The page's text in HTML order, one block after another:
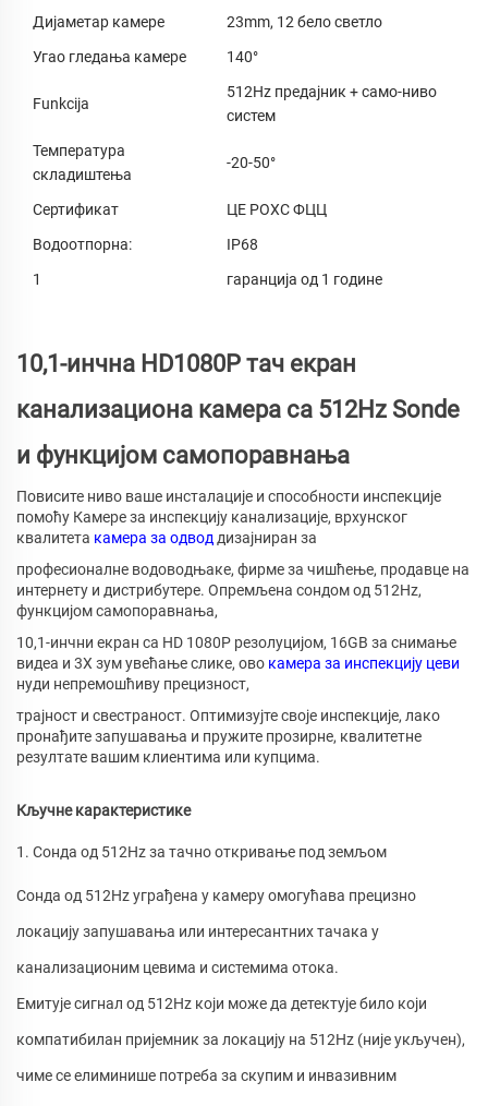
Дијаметар камере
23mm, 12 бело светло
Угао гледања камере
140°
Funkcija
512Hz предајник + само-ниво
систем
Температура
складиштења
-20-50°
Сертификат
ЦЕ РОХС ФЦЦ
Водоотпорна:
IP68
1
гаранција од 1 године
10,1-инчна HD1080P тач екран
канализациона камера са 512Hz Sonde
и функцијом самопоравнања
Повисите ниво ваше инсталације и способности инспекције
помоћу Камере за инспекцију канализације, врхунског
квалитета камера за одводдизајниран за
професионалне водоводњаке, фирме за чишћење, продавце на
интернету и дистрибутере. Опремљена сондом од 512Hz,
функцијом самопоравнања,
10,1-инчни екран са HD 1080P резолуцијом, 16GB за снимање
видеа и 3X зум увећање слике, ово камера за инспекцију цеви
нуди непремошћиву прецизност,
трајност и свестраност. Оптимизујте своје инспекције, лако
пронађите запушавања и пружите прозирне, квалитетне
резултате вашим клиентима или купцима.
Кључне карактеристике
1. Сонда од 512Hz за тачно откривање под земљом
Сонда од 512Hz уграђена у камеру омогућава прецизно
локацију запушавања или интересантних тачака у
канализационим цевима и системима отока.
Емитује сигнал од 512Hz који може да детектује било који
компатибилан пријемник за локацију на 512Hz (није укључен),
чиме се елиминише потреба за скупим и инвазивним